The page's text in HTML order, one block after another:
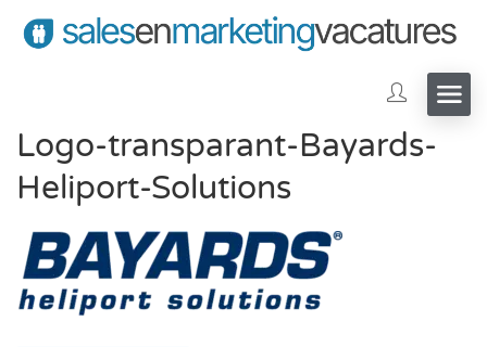
Logo-transparant-Bayards-
Heliport-Solutions